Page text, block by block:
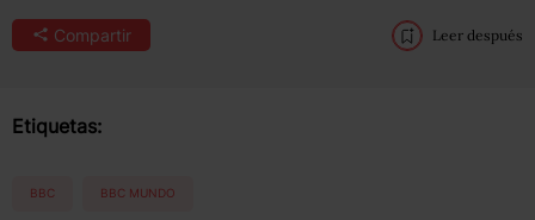
Compartir Leer después
Etiquetas:
BBC BBC MUNDO